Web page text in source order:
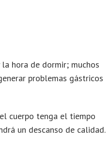
hora de dormir; muchos
problemas gástricos
cuerpo tenga el tiempo
un descanso de calidad.